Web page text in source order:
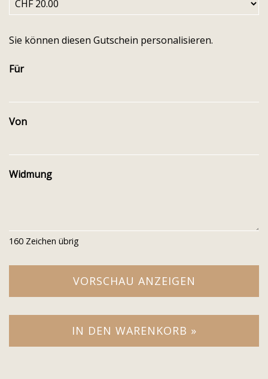
Sie können diesen Gutschein personalisieren.
Für
Von
Widmung
160 Zeichen übrig
VORSCHAU ANZEIGEN
IN DEN WARENKORB »